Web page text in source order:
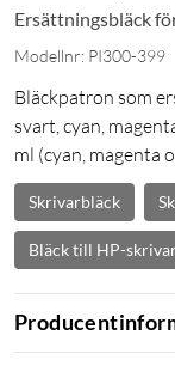
Ersättningsbläck
Modellnr: PI300-399
Bläckpatron som
svart, cyan,
ml (cyan, magenta
Skrivarbläck
Bläck till HP-